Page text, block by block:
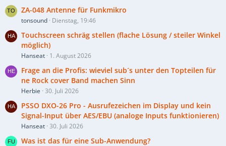
ZA-048 Antenne für Funkmikro
tonsound Dienstag, 19:46
Touchscreen schräg stellen (flache Lösung / steiler Winkel
möglich)
Hanseat 1. August 2026
Frage an die Profis: wieviel sub´s unter den Topteilen für
ne Rock cover Band machen Sinn
Herbie 30. Juli 2026
PSSO DXO-26 Pro - Ausrufezeichen im Display und kein
Signal-Input über AES/EBU (analoge Inputs funktionieren)
Hanseat 30. Juli 2026
Was ist das für eine Sub-Anwendung?